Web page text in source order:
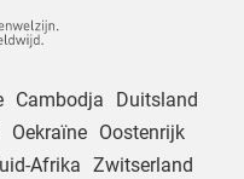
Cambodja
Duitsland
Oekraïne
Oostenrijk
Afrika Zwitserland